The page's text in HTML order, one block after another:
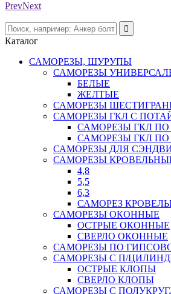
PrevNext
Каталог
САМОРЕЗЫ, ШУРУПЫ
САМОРЕЗЫ
БЕЛЫЕ
ЖЕЛТЫЕ
САМОРЕЗЫ
САМОРЕЗЫ ГКЛ С
САМОРЕЗЫ ГКЛ
САМОРЕЗЫ ГКЛ ПО
САМОРЕЗЫ ДЛЯ
САМОРЕЗЫ
4,8
5,5
6,3
САМОРЕЗ
САМОРЕЗЫ ОКОННЫЕ
ОСТРЫЕ ОКОННЫЕ
СВЕРЛО ОКОННЫЕ
САМОРЕЗЫ ПО
САМОРЕЗЫ С П/
ОСТРЫЕ КЛОПЫ
СВЕРЛО КЛОПЫ
САМОРЕЗЫ С